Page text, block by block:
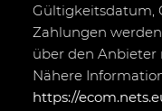
Gültigkeitsdatum,
Zahlungen werden
über den Anbieter
Nähere
https://